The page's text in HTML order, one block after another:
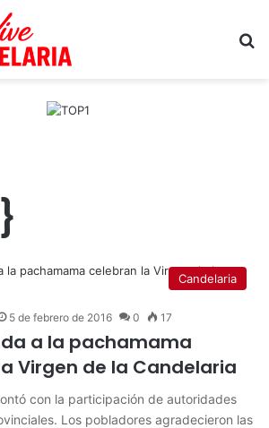
Candelaria
5 de febrero de 2016 0 17
a la pachamama
Virgen de la Candelaria
con la participación de autoridades
Los pobladores agradecieron las